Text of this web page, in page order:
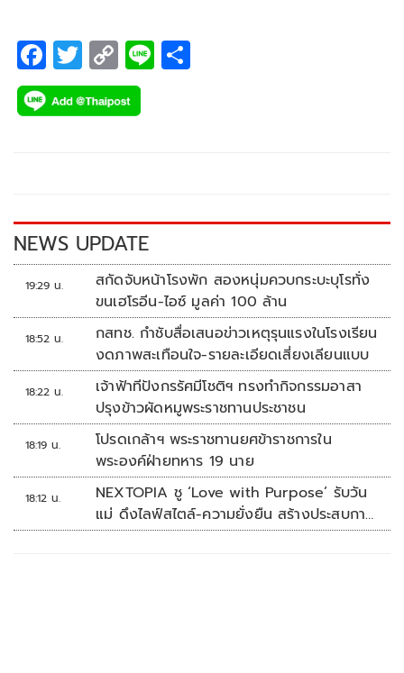
F
ac
e
k
T
wi
tt
C
o
p
k
Li
NEWS UPDATE
19:29 น.
สกัดจับหน้าโรงพัก สองหนุ่มควบกระบะบุโรทั่ง
ขนเฮโรอีน-ไอซ์ มูลค่า 100 ล้าน
18:52 น.
กสทช. กำชับสื่อเสนอข่าวเหตุรุนแรงในโรงเรียน
งดภาพสะเทือนใจ-รายละเอียดเสี่ยงเลียนแบบ
18:22 น.
เจ้าฟ้าทีปังกรรัศมีโชติฯ ทรงทำกิจกรรมอาสา
ปรุงข้าวผัดหมูพระราชทานประชาชน
18:19 น.
โปรดเกล้าฯ พระราชทานยศข้าราชการใน
พระองค์ฝ่ายทหาร 19 นาย
18:12 น.
NEXTOPIA ชู ‘Love with Purpose’ รับวัน
แม่ ดึงไลฟ์สไตล์-ความยั่งยืน สร้างประสบกา
รณ์ช้อปปิงมีความหมาย